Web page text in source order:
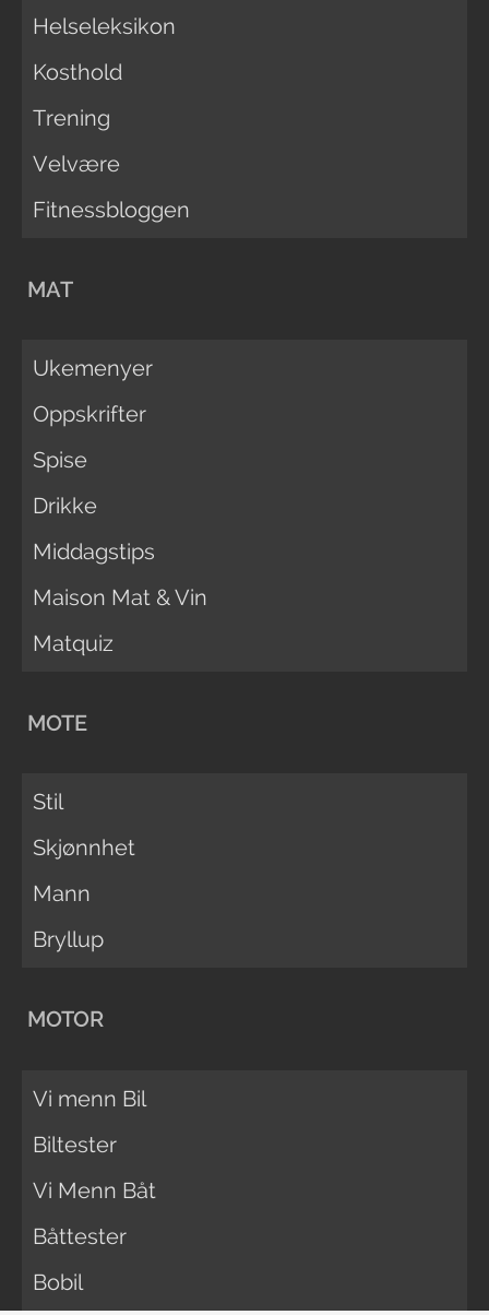
Helseleksikon
Kosthold
Trening
Velvære
Fitnessbloggen
MAT
Ukemenyer
Oppskrifter
Spise
Drikke
Middagstips
Maison Mat & Vin
Matquiz
MOTE
Stil
Skjønnhet
Mann
Bryllup
MOTOR
Vi menn Bil
Biltester
Vi Menn Båt
Båttester
Bobil